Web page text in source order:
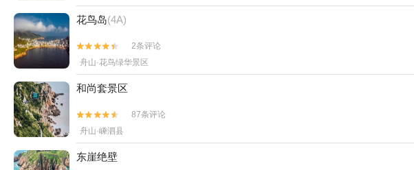
花鸟岛(4A)


2条评论
舟山·花鸟绿华景区
和尚套景区


87条评论
舟山·嵊泗县
东崖绝壁